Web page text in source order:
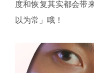
度和恢复其实都会带
以为常」哦！